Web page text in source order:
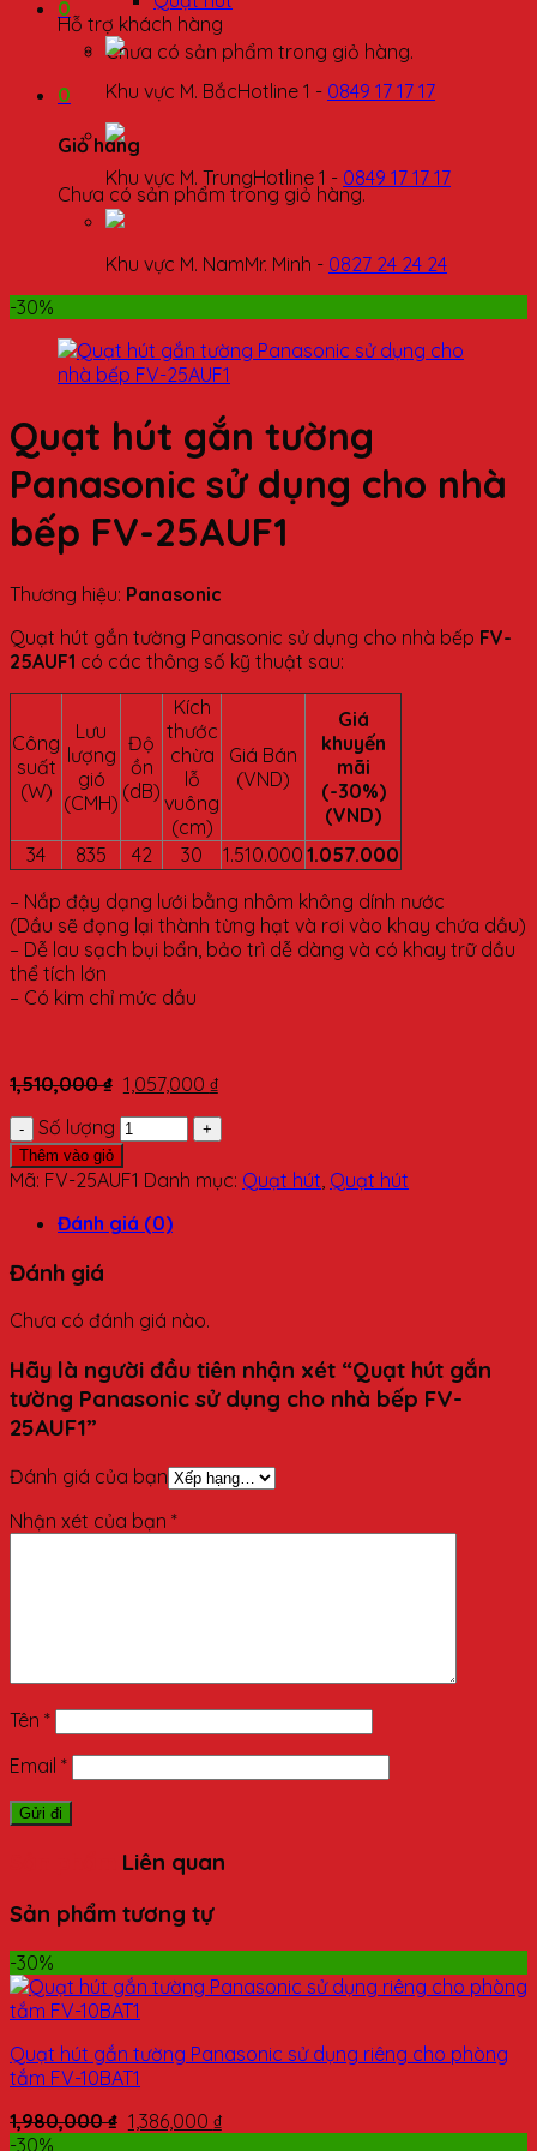
0
Chưa có sản phẩm trong giỏ hàng.
0
Giỏ hàng
Chưa có sản phẩm trong giỏ hàng.
Hỗ trợ khách hàng
Khu vực M. BắcHotline 1 - 0849 17 17 17
Khu vực M. TrungHotline 1 - 0849 17 17 17
Khu vực M. NamMr. Minh - 0827 24 24 24
-30%
Quạt hút gắn tường
Panasonic sử dụng cho nhà
bếp FV-25AUF1
Thương hiệu: Panasonic
Quạt hút gắn tường Panasonic sử dụng cho nhà bếp FV-
25AUF1 có các thông số kỹ thuật sau:
Công
suất
(W)
Lưu
lượng
gió
(CMH)
Độ
ồn
(dB)
Kích
thước
chừa
lỗ
vuông
(cm)
Giá Bán
(VND)
Giá
khuyến
mãi
(-30%)
(VND)
34
835 42 30 1.510.000 1.057.000
– Nắp đậy dạng lưới bằng nhôm không dính nước
(Dầu sẽ đọng lại thành từng hạt và rơi vào khay chứa dầu)
– Dễ lau sạch bụi bẩn, bảo trì dễ dàng và có khay trữ dầu
thể tích lớn
– Có kim chỉ mức dầu
1,510,000₫ 1,057,000 ₫
Số lượng
Thêm vào giỏ
Mã: FV-25AUF1 Danh mục: Quạt hút Quạt hút
Đánh giá (0)
Đánh giá
Chưa có đánh giá nào.
Hãy là người đầu tiên nhận xét “Quạt hút gắn
tường Panasonic sử dụng cho nhà bếp FV-
25AUF1”
Đánh giá của bạn
Nhận xét của bạn *
Tên *
Email *
Liên quan
Sản phẩm tương tự
-30%
Quạt hút gắn tường Panasonic sử dụng riêng cho phòng
tắm FV-10BAT1
1,980,000₫ 1,386,000 ₫
-30%